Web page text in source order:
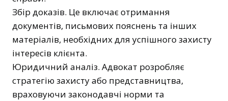
Збір доказів. Це включає отримання
документів, письмових пояснень та інших
матеріалів, необхідних для успішного захисту
інтересів клієнта.
Юридичний аналіз. Адвокат розробляє
стратегію захисту або представництва,
враховуючи законодавчі норми та